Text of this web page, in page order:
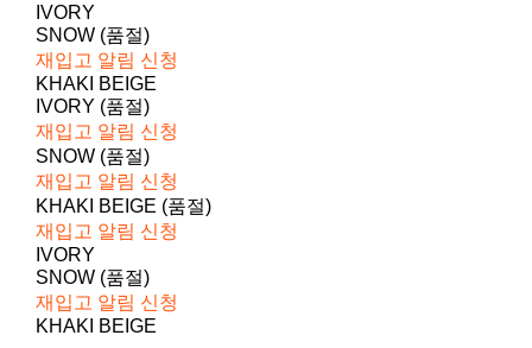
IVORY
SNOW (품절)
재입고 알림 신청
KHAKI BEIGE
IVORY (품절)
재입고 알림 신청
SNOW (품절)
재입고 알림 신청
KHAKI BEIGE (품절)
재입고 알림 신청
IVORY
SNOW (품절)
재입고 알림 신청
KHAKI BEIGE